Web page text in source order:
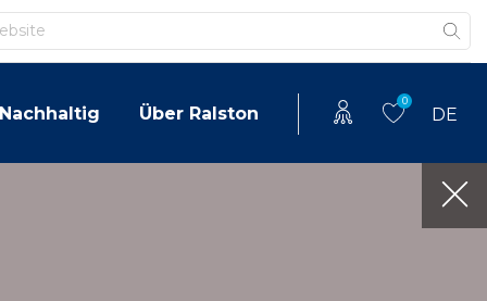
Nachhaltig Über Ralston
0
DE